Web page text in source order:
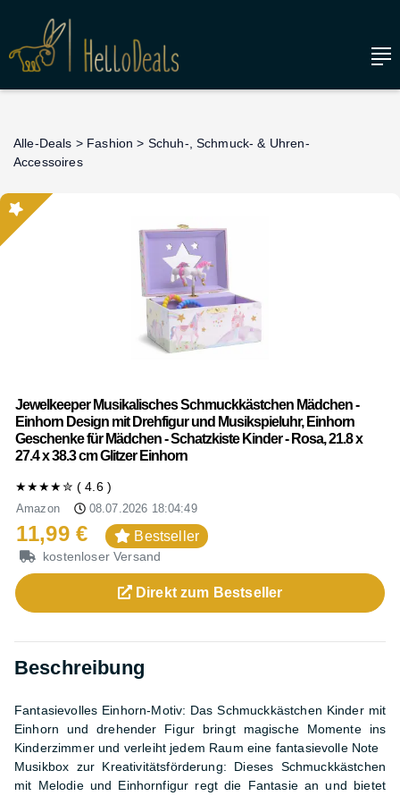
Alle-Deals > Fashion > Schuh-, Schmuck- & Uhren-
Accessoires
Jewelkeeper Musikalisches Schmuckkästchen Mädchen -
Einhorn Design mit Drehfigur und Musikspieluhr, Einhorn
Geschenke für Mädchen - Schatzkiste Kinder - Rosa, 21.8 x
27.4 x 38.3 cm Glitzer Einhorn
★★★★✮ (4.6)
Amazon 08.07.2026 18:04:49
11,99 € Bestseller
kostenloser Versand
Direkt zum Bestseller
Beschreibung
Fantasievolles Einhorn-Motiv: Das Schmuckkästchen Kinder mit
Einhorn und drehender Figur bringt magische Momente ins
Kinderzimmer und verleiht jedem Raum eine fantasievolle Note
Musikbox zur Kreativitätsförderung: Dieses Schmuckkästchen
mit Melodie und Einhornfigur regt die Fantasie an und bietet